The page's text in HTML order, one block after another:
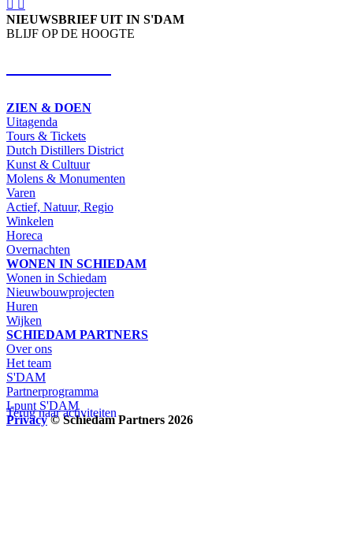
Terug naar activiteiten
NIEUWSBRIEF UIT IN S'DAM
BLIJF OP DE HOOGTE
ZIEN & DOEN
Uitagenda
Tours & Tickets
Dutch Distillers District
Kunst & Cultuur
Molens & Monumenten
Varen
Actief, Natuur, Regio
Winkelen
Horeca
Overnachten
WONEN IN SCHIEDAM
Wonen in Schiedam
Nieuwbouwprojecten
Huren
Wijken
SCHIEDAM PARTNERS
Over ons
Het team
S'DAM
Partnerprogramma
I-punt S'DAM
Privacy © Schiedam Partners 2026